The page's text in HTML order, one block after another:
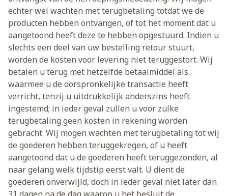
echter wel wachten met terugbetaling totdat we de
producten hebben ontvangen, of tot het moment dat u
aangetoond heeft deze te hebben opgestuurd. Indien u
slechts een deel van uw bestelling retour stuurt,
worden de kosten voor levering niet teruggestort. Wij
betalen u terug met hetzelfde betaalmiddel als
waarmee u de oorspronkelijke transactie heeft
verricht, tenzij u uitdrukkelijk anderszins heeft
ingestemd; in ieder geval zullen u voor zulke
terugbetaling geen kosten in rekening worden
gebracht. Wij mogen wachten met terugbetaling tot wij
de goederen hebben teruggekregen, of u heeft
aangetoond dat u de goederen heeft teruggezonden, al
naar gelang welk tijdstip eerst valt. U dient de
goederen onverwijld, doch in ieder geval niet later dan